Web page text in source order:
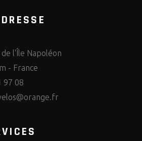
de l'Île Napoléon
- France
97 08